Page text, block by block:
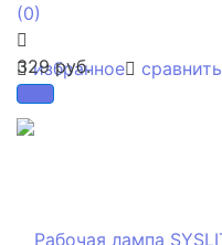
избранное сравнить
(0)
329 руб.